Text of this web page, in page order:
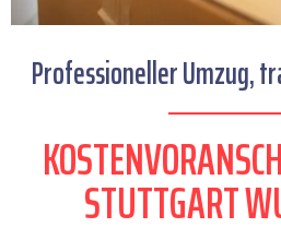
Professioneller Umzug,
STUTTGART